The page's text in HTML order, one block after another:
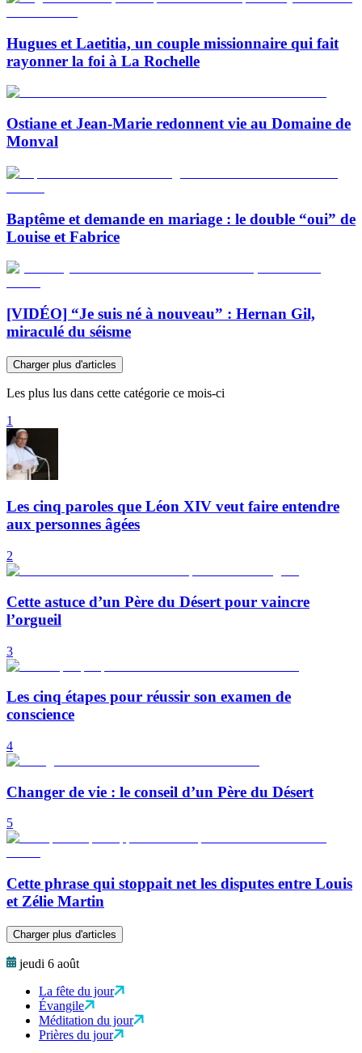
Hugues et Laetitia, un couple missionnaire qui fait
rayonner la foi à La Rochelle
Ostiane et Jean-Marie redonnent vie au Domaine de
Monval
Baptême et demande en mariage : le double “oui” de
Louise et Fabrice
[VIDÉO] “Je suis né à nouveau” : Hernan Gil,
miraculé du séisme
Charger plus d'articles
Les plus lus dans cette catégorie ce mois-ci
1
Les cinq paroles que Léon XIV veut faire entendre
aux personnes âgées
2
Cette astuce d’un Père du Désert pour vaincre
l’orgueil
3
Les cinq étapes pour réussir son examen de
conscience
4
Changer de vie : le conseil d’un Père du Désert
5
Cette phrase qui stoppait net les disputes entre Louis
et Zélie Martin
Charger plus d'articles
jeudi 6 août
La fête du jour
Évangile
Méditation du jour
Prières du jour